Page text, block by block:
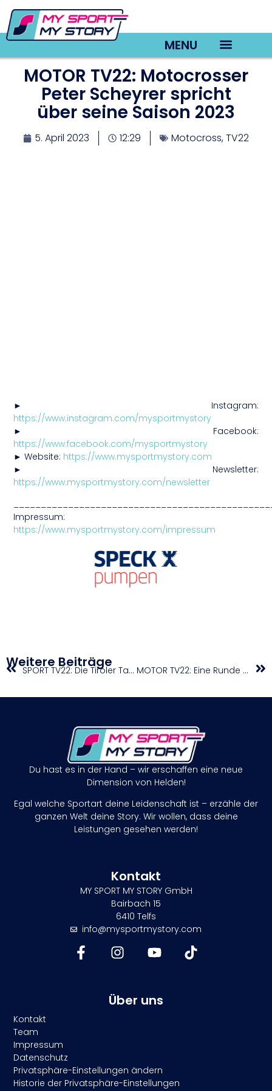
MENU
MOTOR TV22: Motocrosser
Peter Scheyrer spricht
über seine Saison 2023
5. April 2023 12:29 Motocross,TV22
► Instagram:
https://www.instagram.com/mysportmystory
► Facebook:
https://www.facebook.com/mysportmystory
► Website: https://www.mysportmystory.com
► Newsletter:
https://www.mysportmystory.com/newsletter
Impressum:
https://www.mysportmystory.com/impressum
Weitere Beiträge SPORT TV22: Die Tiroler Taekwondo Meisterschaften 2023 in Telfs – Teil 4 MOTOR TV22: Eine Runde mit Peter Scheyrer auf der Motocross ÖM Strecke beim MSC Rietz
Du hast es in der Hand – wir erschaffen eine neue
Dimension von Helden!
Egal welche Sportart deine Leidenschaft ist – erzähle der
ganzen Welt deine Story. Wir wollen, dass deine
Leistungen gesehen werden!
Kontakt
MY SPORT MY STORY GmbH
Bairbach 15
6410 Telfs
info@mysportmystory.com
Über uns
Kontakt
Team
Impressum
Datenschutz
Privatsphäre-Einstellungen ändern
Historie der Privatsphäre-Einstellungen